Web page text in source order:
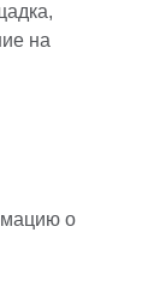
на
о